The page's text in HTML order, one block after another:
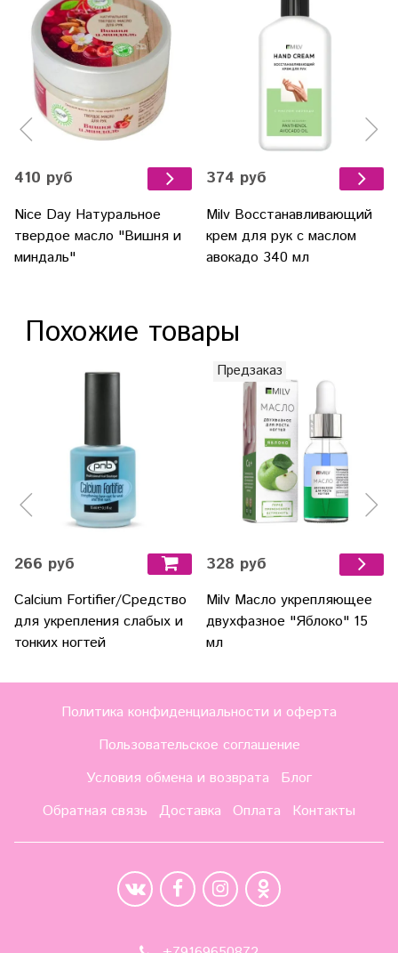
410 руб
Nice Day Натуральное
твердое масло "Вишня и
миндаль"
374 руб
Milv Восстанавливающий
крем для рук с маслом
авокадо 340 мл
Похожие товары
266 руб
Calcium Fortifier/Средство
для укрепления слабых и
тонких ногтей
Предзаказ
328 руб
Milv Масло укрепляющее
двухфазное "Яблоко" 15
мл
Политика конфиденциальности и оферта
Пользовательское соглашение
Условия обмена и возврата
Блог
Обратная связь
Доставка Оплата Контакты